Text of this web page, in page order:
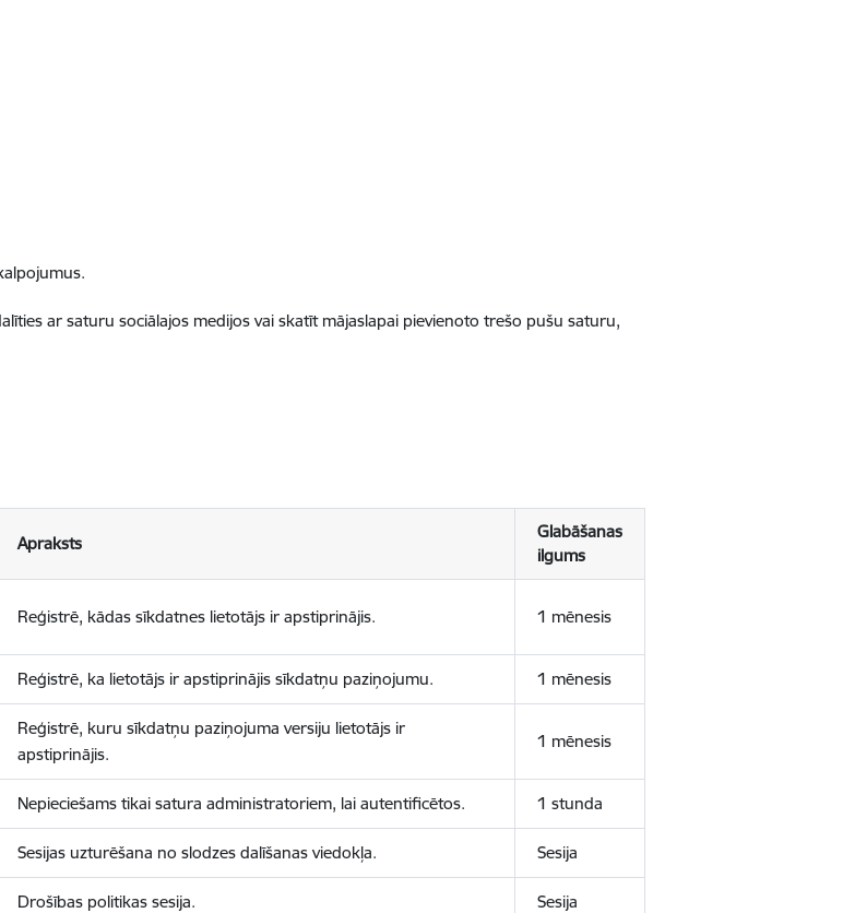
ar saturu sociālajos medijos vai skatīt mājaslapai pievienoto trešo pušu saturu,
Apraksts
Glabāšanas
ilgums
Reģistrē, kādas sīkdatnes lietotājs ir apstiprinājis. 1 mēnesis
Reģistrē, ka lietotājs ir apstiprinājis sīkdatņu paziņojumu. 1 mēnesis
Reģistrē, kuru sīkdatņu paziņojuma versiju lietotājs ir
apstiprinājis.
1 mēnesis
Nepieciešams tikai satura administratoriem, lai autentificētos. 1 stunda
Sesijas uzturēšana no slodzes dalīšanas viedokļa. Sesija
Drošības politikas sesija. Sesija